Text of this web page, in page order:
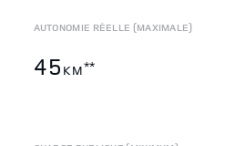
AUTONOMIE RÉELLE (MAXIMALE)
45 KM**